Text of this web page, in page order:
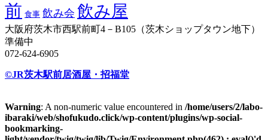
前 食事 飲み会 飲み屋
大阪府茨木市西駅前町4－B105（茨木ショップタウン地下）
準備中
072-624-6905
©JR茨木駅前居酒屋・招福堂
Warning: A non-numeric value encountered in /home/users/2/labo-
ibaraki/web/shofukudo.click/wp-content/plugins/wp-social-
bookmarking-